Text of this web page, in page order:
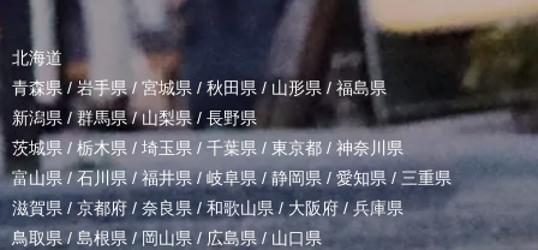
北海道
青森県 / 岩手県/ 宮城県 / 秋田県 / 山形県/ 福島県
新潟県 /群馬県/山梨県 / 長野県
茨城県 / 栃木県 / 埼玉県 / 千葉県 / 東京都 / 神奈川県
富山県 /石川県/福井県/岐阜県 / 静岡県 / 愛知県 / 三重県
滋賀県 / 京都府 / 奈良県 / 和歌山県/ 大阪府 /兵庫県
鳥取県/ 島根県 /岡山県/ 広島県 / 山口県